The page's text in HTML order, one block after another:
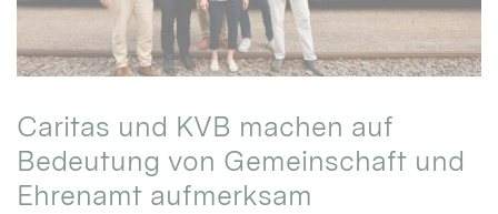
Caritas und KVB machen auf
Bedeutung von Gemeinschaft und
Ehrenamt aufmerksam